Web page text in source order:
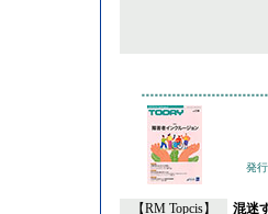
発
【RM Topcis】 混迷